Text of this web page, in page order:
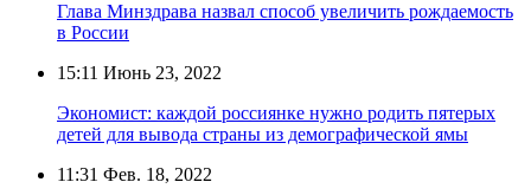
Глава Минздрава назвал способ увеличить рождаемость
в России
15:11 Июнь 23, 2022
Экономист: каждой россиянке нужно родить пятерых
детей для вывода страны из демографической ямы
11:31 Фев. 18, 2022